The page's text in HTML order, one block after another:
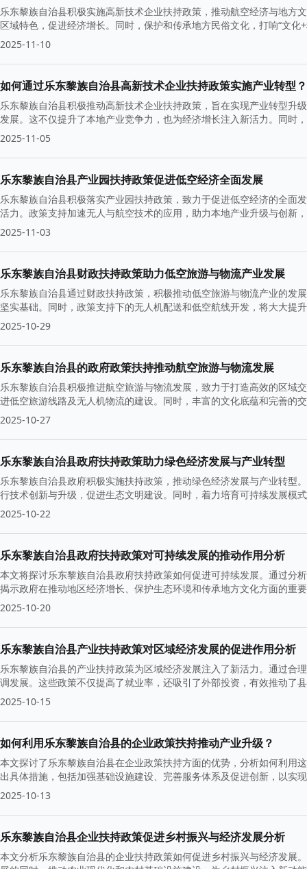
乐东黎族自治县积极实施高新技术企业扶持政策，推动航空经济与地方
区域特色，促进经济增长。同时，保护和传承地方民俗文化，打响“文化
2025-11-10
如何通过乐东黎族自治县高新技术企业扶持政策实施产业转型？
乐东黎族自治县积极推动高新技术企业扶持政策，旨在实现产业转型升
发展。这不仅提升了本地产业竞争力，也为经济增长注入新活力。同时
展。
2025-11-05
乐东黎族自治县产业园扶持政策促进低空经济全面发展
乐东黎族自治县积极落实产业园扶持政策，致力于促进低空经济的全面
活力。政策支持加速无人与航空技术的应用，助力本地产业升级与创新
2025-11-03
乐东黎族自治县财政扶持政策助力低空旅游与物流产业发展
乐东黎族自治县通过财政扶持政策，积极推动低空旅游与物流产业的发
坚实基础。同时，政策支持下的无人机配送和低空航线开发，将大大提
2025-10-29
乐东黎族自治县的政府政策扶持推动航空旅游与物流发展
乐东黎族自治县积极推进航空旅游与物流发展，致力于打造高效的区域
进低空旅游线路及无人机物流的建设。同时，丰富的文化底蕴和完善的
2025-10-27
乐东黎族自治县政府扶持政策助力绿色经济发展与产业转型
乐东黎族自治县政府积极实施扶持政策，推动绿色经济发展与产业转型
行技术创新与升级，促进生态文明建设。同时，着力培育可持续发展模
2025-10-22
乐东黎族自治县政府扶持政策对可持续发展的推动作用分析
本文将探讨乐东黎族自治县政府扶持政策如何促进可持续发展。通过分
揭示政府在推动地区经济增长、保护生态环境和传承地方文化方面的重
2025-10-20
乐东黎族自治县产业扶持政策对区域经济发展的促进作用分析
乐东黎族自治县的产业扶持政策为区域经济发展注入了新活力。通过合
调发展。这些政策不仅提高了就业率，还吸引了外部投资，有效推动了
2025-10-15
如何利用乐东黎族自治县的企业政策扶持推动产业升级？
本文探讨了乐东黎族自治县在企业政策扶持方面的优势，分析如何利用
出具体措施，包括加强基础设施建设、完善服务体系及促进创新，以实
2025-10-13
乐东黎族自治县企业扶持政策促进乡村振兴与经济发展分析
本文分析乐东黎族自治县的企业扶持政策如何促进乡村振兴与经济发展